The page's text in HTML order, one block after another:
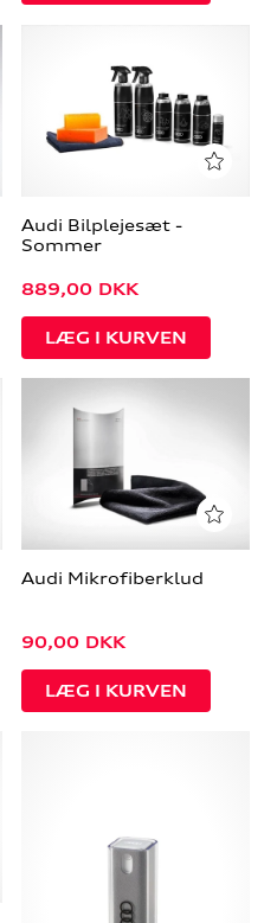
Audi Bilplejesæt -
Sommer
889,00 DKK
Audi Mikrofiberklud
90,00 DKK